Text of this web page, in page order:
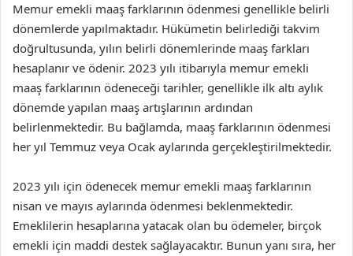
Memur emekli maaş farklarının ödenmesi genellikle belirli
dönemlerde yapılmaktadır. Hükümetin belirlediği takvim
doğrultusunda, yılın belirli dönemlerinde maaş farkları
hesaplanır ve ödenir. 2023 yılı itibarıyla memur emekli
maaş farklarının ödeneceği tarihler, genellikle ilk altı aylık
dönemde yapılan maaş artışlarının ardından
belirlenmektedir. Bu bağlamda, maaş farklarının ödenmesi
her yıl Temmuz veya Ocak aylarında gerçekleştirilmektedir.
2023 yılı için ödenecek memur emekli maaş farklarının
nisan ve mayıs aylarında ödenmesi beklenmektedir.
Emeklilerin hesaplarına yatacak olan bu ödemeler, birçok
emekli için maddi destek sağlayacaktır. Bunun yanı sıra, her